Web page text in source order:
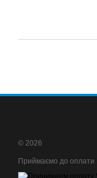
© 2026
Приймаємо до оплати